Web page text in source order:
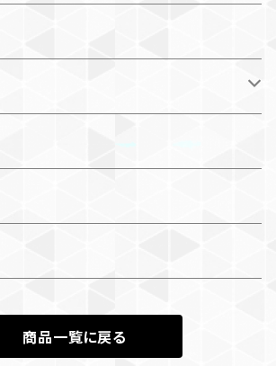
商品一覧に戻る